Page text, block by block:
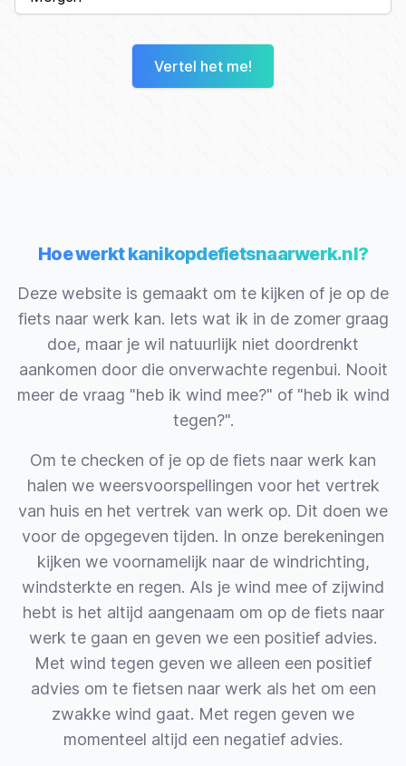
Vertel het me!
Hoe werkt kanikopdefietsnaarwerk.nl?
Deze website is gemaakt om te kijken of je op de
fiets naar werk kan. Iets wat ik in de zomer graag
doe, maar je wil natuurlijk niet doordrenkt
aankomen door die onverwachte regenbui. Nooit
meer de vraag "heb ik wind mee?" of "heb ik wind
tegen?".
Om te checken of je op de fiets naar werk kan
halen we weersvoorspellingen voor het vertrek
van huis en het vertrek van werk op. Dit doen we
voor de opgegeven tijden. In onze berekeningen
kijken we voornamelijk naar de windrichting,
windsterkte en regen. Als je wind mee of zijwind
hebt is het altijd aangenaam om op de fiets naar
werk te gaan en geven we een positief advies.
Met wind tegen geven we alleen een positief
advies om te fietsen naar werk als het om een
zwakke wind gaat. Met regen geven we
momenteel altijd een negatief advies.